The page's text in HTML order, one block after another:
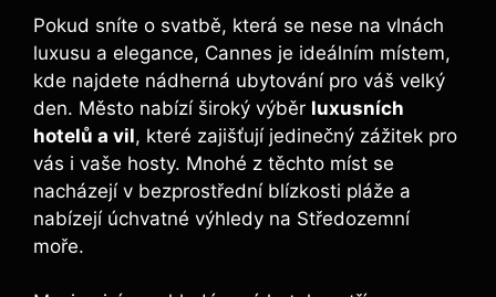
Pokud sníte o svatbě, která se nese na vlnách
luxusu a elegance, Cannes je ideálním místem,
kde najdete nádherná ubytování pro váš velký
den. Město nabízí široký výběr luxusních
hotelů a vil, které zajišťují jedinečný zážitek pro
vás i vaše hosty. Mnohé z těchto míst se
nacházejí v bezprostřední blízkosti pláže a
nabízejí úchvatné výhledy na Středozemní
moře.